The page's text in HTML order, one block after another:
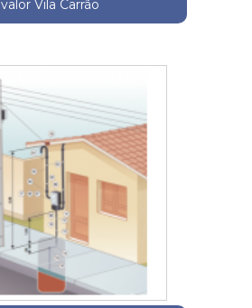
valor Vila Carrão